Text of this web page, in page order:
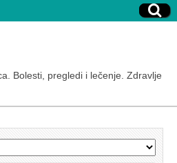
Bolesti, pregledi i lečenje. Zdravlje